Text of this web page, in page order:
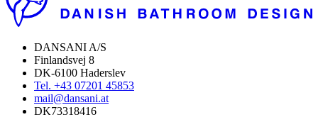
DANSANI A/S
Finlandsvej 8
DK-6100 Haderslev
Tel. +43 07201 45853
mail@dansani.at
DK73318416